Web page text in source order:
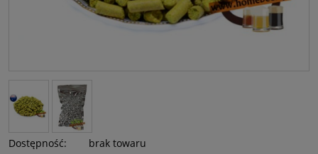
Dostępność: brak towaru